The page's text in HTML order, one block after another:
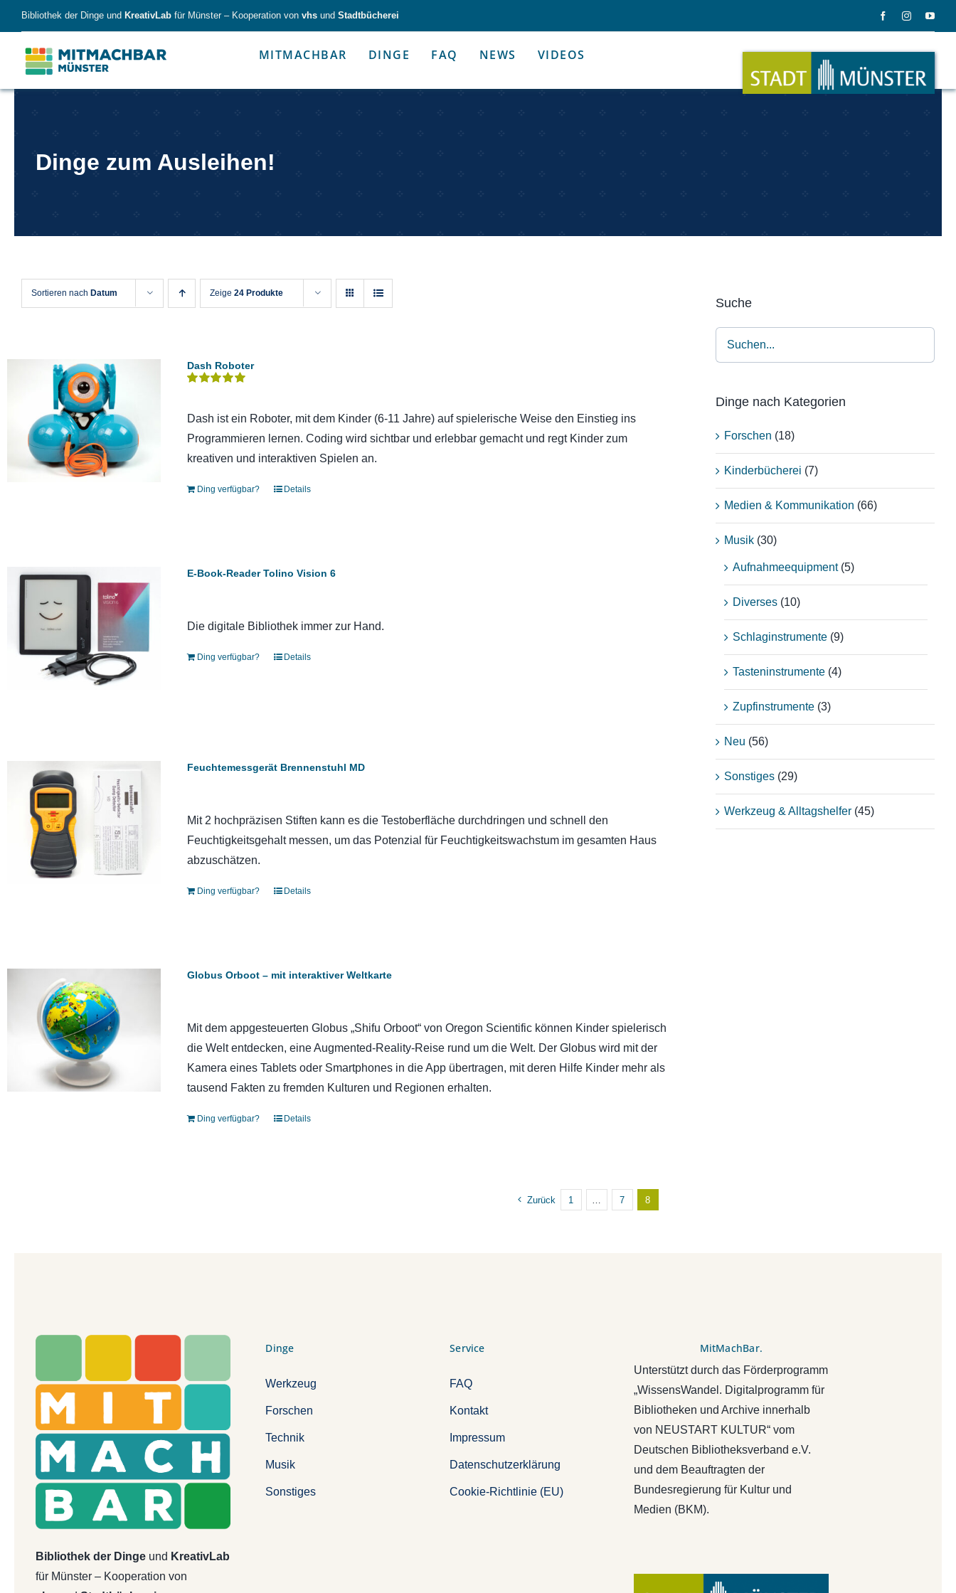
content
Bibliothek der Dinge und KreativLab für Münster – Kooperation von vhs und Stadtbücherei
MITMACHBAR DINGE
Forschen
Forschen
Alles für kleine & große Entdecker.
Werkzeug & Alltagshelfer
Werkzeug & Altagshelfer
Nimm die Dinge selbst in die Hand.
Medien & Kommunikation Musik
Alles zum Tasten, Zupfen, Schlagen.
FAQ NEWS VIDEOS
Dinge zum Ausleihen!
Sortieren nach Datum Zeige 24 Produkte
Dash Roboter
Dash ist ein Roboter, mit dem Kinder (6-11 Jahre) auf spielerische Weise den Einstieg ins
Programmieren lernen. Coding wird sichtbar und erlebbar gemacht und regt Kinder zum
kreativen und interaktiven Spielen an.
Ding verfügbar? Details
E-Book-Reader Tolino Vision 6
Die digitale Bibliothek immer zur Hand.
Ding verfügbar? Details
Feuchtemessgerät Brennenstuhl MD
Mit 2 hochpräzisen Stiften kann es die Testoberfläche durchdringen und schnell den
Feuchtigkeitsgehalt messen, um das Potenzial für Feuchtigkeitswachstum im gesamten Haus
abzuschätzen.
Ding verfügbar? Details
Globus Orboot – mit interaktiver Weltkarte
Mit dem appgesteuerten Globus „Shifu Orboot“ von Oregon Scientific können Kinder spielerisch
die Welt entdecken, eine Augmented-Reality-Reise rund um die Welt. Der Globus wird mit der
Kamera eines Tablets oder Smartphones in die App übertragen, mit deren Hilfe Kinder mehr als
tausend Fakten zu fremden Kulturen und Regionen erhalten.
Ding verfügbar? Details
Zurück 1 7 8
Suche
Dinge nach Kategorien
Forschen (18)
Kinderbücherei (7)
Medien & Kommunikation (66)
Musik (30)
Aufnahmeequipment (5)
Diverses (10)
Schlaginstrumente (9)
Tasteninstrumente (4)
Zupfinstrumente (3)
Neu (56)
Sonstiges (29)
Werkzeug & Alltagshelfer (45)
Bibliothek der Dingeund KreativLab
für Münster – Kooperation von
Dinge
Werkzeug
Forschen
Technik
Musik
Sonstiges
Service
FAQ
Kontakt
Impressum
Datenschutzerklärung
Cookie-Richtlinie (EU)
MitMachBar.
Unterstützt durch das Förderprogramm
„WissensWandel. Digitalprogramm für
Bibliotheken und Archive innerhalb
von NEUSTART KULTUR“ vom
Deutschen Bibliotheksverband e.V.
und dem Beauftragten der
Bundesregierung für Kultur und
Medien (BKM).